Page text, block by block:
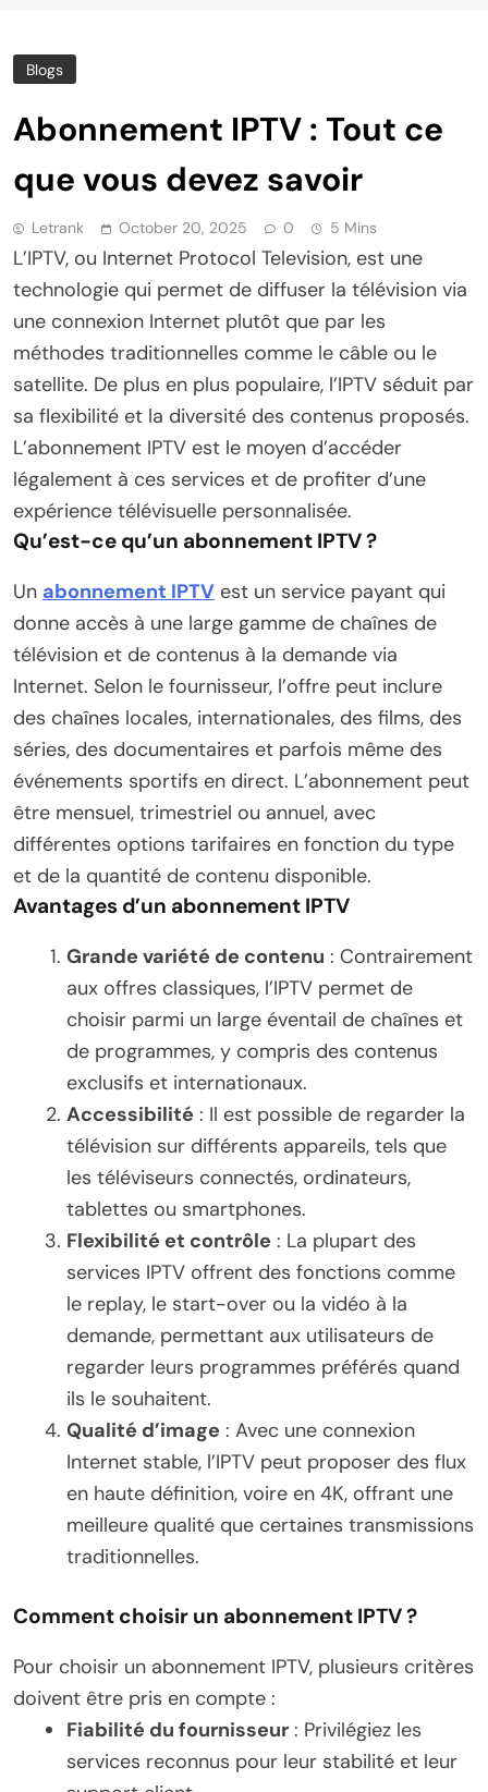
Blogs
Abonnement IPTV : Tout ce
que vous devez savoir
Letrank October 20, 2025 0 5 Mins
L’IPTV, ou Internet Protocol Television, est une
technologie qui permet de diffuser la télévision via
une connexion Internet plutôt que par les
méthodes traditionnelles comme le câble ou le
satellite. De plus en plus populaire, l’IPTV séduit par
sa flexibilité et la diversité des contenus proposés.
L’abonnement IPTV est le moyen d’accéder
légalement à ces services et de profiter d’une
expérience télévisuelle personnalisée.
Qu’est-ce qu’un abonnement IPTV ?
Un abonnement IPTV est un service payant qui
donne accès à une large gamme de chaînes de
télévision et de contenus à la demande via
Internet. Selon le fournisseur, l’offre peut inclure
des chaînes locales, internationales, des films, des
séries, des documentaires et parfois même des
événements sportifs en direct. L’abonnement peut
être mensuel, trimestriel ou annuel, avec
différentes options tarifaires en fonction du type
et de la quantité de contenu disponible.
Avantages d’un abonnement IPTV
Grande variété de contenu : Contrairement
aux offres classiques, l’IPTV permet de
choisir parmi un large éventail de chaînes et
de programmes, y compris des contenus
exclusifs et internationaux.
Accessibilité : Il est possible de regarder la
télévision sur différents appareils, tels que
les téléviseurs connectés, ordinateurs,
tablettes ou smartphones.
Flexibilité et contrôle : La plupart des
services IPTV offrent des fonctions comme
le replay, le start-over ou la vidéo à la
demande, permettant aux utilisateurs de
regarder leurs programmes préférés quand
ils le souhaitent.
Qualité d’image : Avec une connexion
Internet stable, l’IPTV peut proposer des flux
en haute définition, voire en 4K, offrant une
meilleure qualité que certaines transmissions
traditionnelles.
Comment choisir un abonnement IPTV ?
Pour choisir un abonnement IPTV, plusieurs critères
doivent être pris en compte :
Fiabilité du fournisseur : Privilégiez les
services reconnus pour leur stabilité et leur